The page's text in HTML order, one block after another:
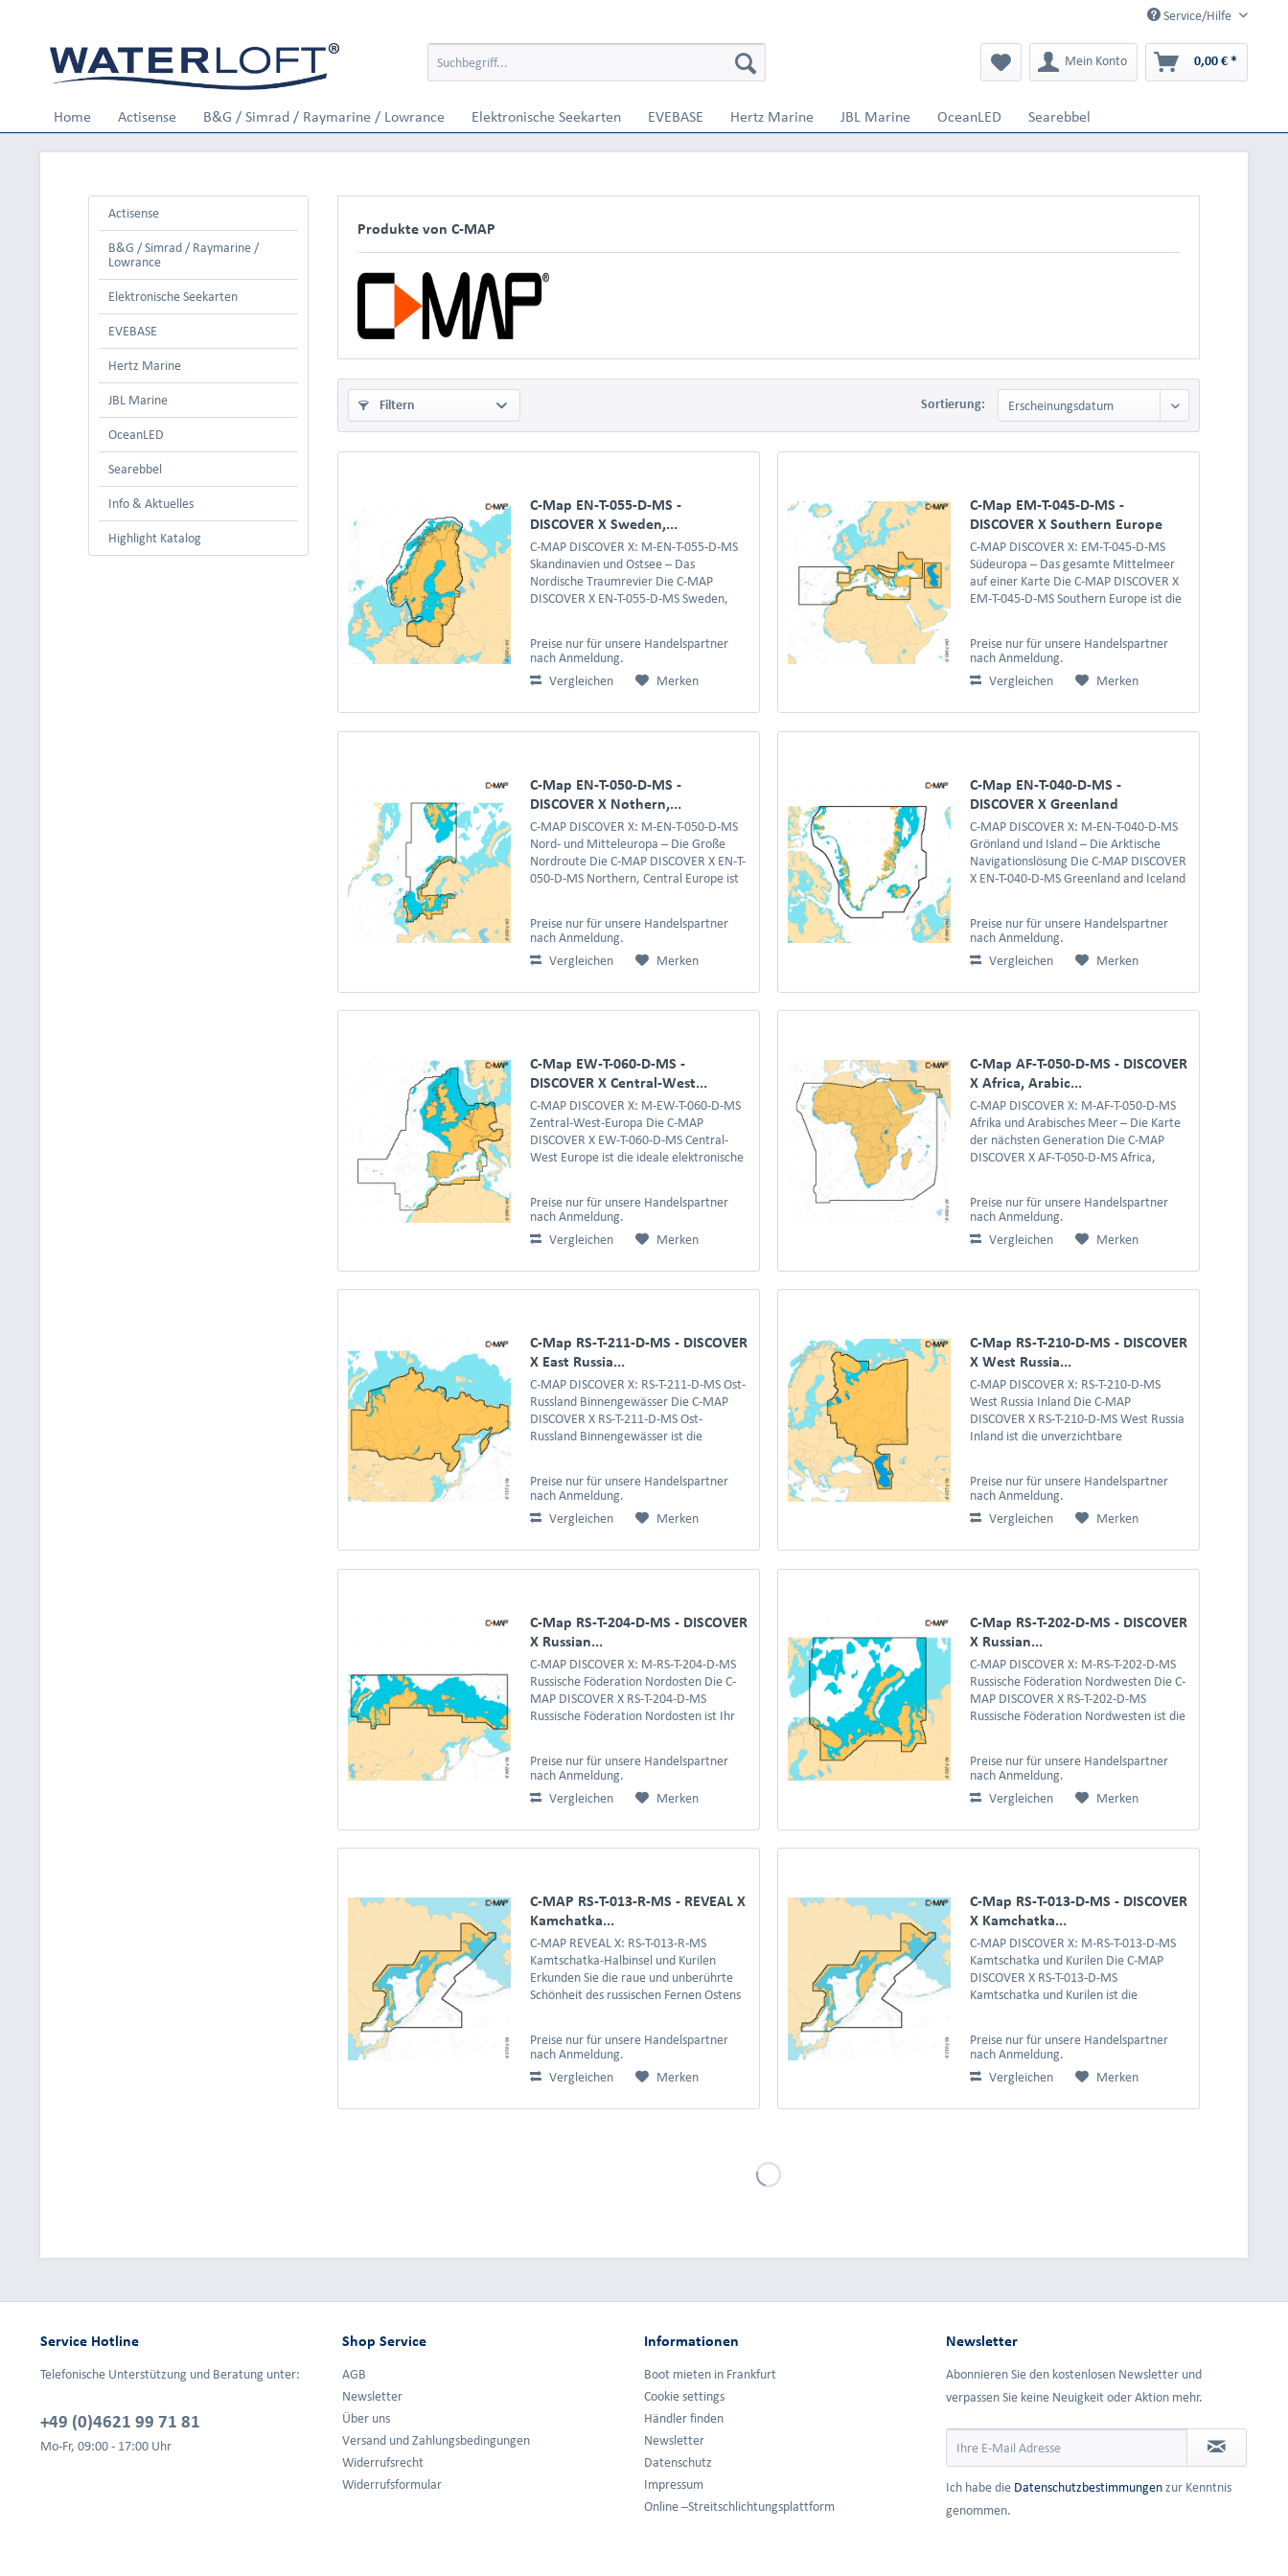
Service/Hilfe
Mein Konto 0,00 € *
Home Actisense B&G / Simrad / Raymarine / Lowrance Elektronische Seekarten EVEBASE Hertz Marine JBL Marine OceanLED Searebbel
Actisense
B&G / Simrad / Raymarine /
Lowrance
Elektronische Seekarten
EVEBASE
Hertz Marine
JBL Marine
OceanLED
Searebbel
Info & Aktuelles
Highlight Katalog
Produkte von C-MAP
Filtern Sortierung:
C-Map EN-T-055-D-MS -
DISCOVER X Sweden,...
C-MAP DISCOVER X: M-EN-T-055-D-MS
Skandinavien und Ostsee – Das
Nordische Traumrevier Die C-MAP
DISCOVER X EN-T-055-D-MS Sweden,
alle, die die faszinierenden...
Preise nur für unsere Handelspartner
nach Anmeldung.
Vergleichen
Merken
C-Map EM-T-045-D-MS -
DISCOVER X Southern Europe
C-MAP DISCOVER X: EM-T-045-D-MS
Südeuropa – Das gesamte Mittelmeer
auf einer Karte Die C-MAP DISCOVER X
EM-T-045-D-MS Southern Europe ist die
gesamte Mittelmeer , angrenzende...
Preise nur für unsere Handelspartner
nach Anmeldung.
Vergleichen
Merken
C-Map EN-T-050-D-MS -
DISCOVER X Nothern,...
C-MAP DISCOVER X: M-EN-T-050-D-MS
Nord- und Mitteleuropa – Die Große
Nordroute Die C-MAP DISCOVER X EN-T-
050-D-MS Northern, Central Europe ist
Angler, die das...
Preise nur für unsere Handelspartner
nach Anmeldung.
Vergleichen
Merken
C-Map EN-T-040-D-MS -
DISCOVER X Greenland
C-MAP DISCOVER X: M-EN-T-040-D-MS
Grönland und Island – Die Arktische
Navigationslösung Die C-MAP DISCOVER
X EN-T-040-D-MS Greenland and Iceland
faszinierenden und...
Preise nur für unsere Handelspartner
nach Anmeldung.
Vergleichen
Merken
C-Map EW-T-060-D-MS -
DISCOVER X Central-West...
C-MAP DISCOVER X: M-EW-T-060-D-MS
Zentral-West-Europa Die C-MAP
DISCOVER X EW-T-060-D-MS Central-
West Europe ist die ideale elektronische
Wasserstraßen von West-,...
Preise nur für unsere Handelspartner
nach Anmeldung.
Vergleichen
Merken
C-Map AF-T-050-D-MS - DISCOVER
X Africa, Arabic...
C-MAP DISCOVER X: M-AF-T-050-D-MS
Afrika und Arabisches Meer – Die Karte
der nächsten Generation Die C-MAP
DISCOVER X AF-T-050-D-MS Africa,
vielfältigen und...
Preise nur für unsere Handelspartner
nach Anmeldung.
Vergleichen
Merken
C-Map RS-T-211-D-MS - DISCOVER
X East Russia...
C-MAP DISCOVER X: RS-T-211-D-MS Ost-
Russland Binnengewässer Die C-MAP
DISCOVER X RS-T-211-D-MS Ost-
Russland Binnengewässer ist die
Binnenreviere im östlichen Teil...
Preise nur für unsere Handelspartner
nach Anmeldung.
Vergleichen
Merken
C-Map RS-T-210-D-MS - DISCOVER
X West Russia...
C-MAP DISCOVER X: RS-T-210-D-MS
West Russia Inland Die C-MAP
DISCOVER X RS-T-210-D-MS West Russia
Inland ist die unverzichtbare
Binnengewässer im Westen Russlands...
Preise nur für unsere Handelspartner
nach Anmeldung.
Vergleichen
Merken
C-Map RS-T-204-D-MS - DISCOVER
X Russian...
C-MAP DISCOVER X: M-RS-T-204-D-MS
Russische Föderation Nordosten Die C-
MAP DISCOVER X RS-T-204-D-MS
Russische Föderation Nordosten ist Ihr
des östlichen...
Preise nur für unsere Handelspartner
nach Anmeldung.
Vergleichen
Merken
C-Map RS-T-202-D-MS - DISCOVER
X Russian...
C-MAP DISCOVER X: M-RS-T-202-D-MS
Russische Föderation Nordwesten Die C-
MAP DISCOVER X RS-T-202-D-MS
Russische Föderation Nordwesten ist die
historisch...
Preise nur für unsere Handelspartner
nach Anmeldung.
Vergleichen
Merken
C-MAP RS-T-013-R-MS - REVEAL X
Kamchatka...
C-MAP REVEAL X: RS-T-013-R-MS
Kamtschatka-Halbinsel und Kurilen
Erkunden Sie die raue und unberührte
Schönheit des russischen Fernen Ostens
Schlüssel zur...
Preise nur für unsere Handelspartner
nach Anmeldung.
Vergleichen
Merken
C-Map RS-T-013-D-MS - DISCOVER
X Kamchatka...
C-MAP DISCOVER X: M-RS-T-013-D-MS
Kamtschatka und Kurilen Die C-MAP
DISCOVER X RS-T-013-D-MS
Kamtschatka und Kurilen ist die
Hochseefischer und alle, die die...
Preise nur für unsere Handelspartner
nach Anmeldung.
Vergleichen
Merken
Service Hotline
Telefonische Unterstützung und Beratung unter:
+49 (0)4621 99 71 81
Mo-Fr, 09:00 - 17:00 Uhr
Shop Service
AGB
Newsletter
Über uns
Versand und Zahlungsbedingungen
Widerrufsrecht
Widerrufsformular
Informationen
Boot mieten in Frankfurt
Cookie settings
Händler finden
Newsletter
Datenschutz
Impressum
Online –Streitschlichtungsplattform
Newsletter
Abonnieren Sie den kostenlosen Newsletter und
verpassen Sie keine Neuigkeit oder Aktion mehr.
Ich habe die Datenschutzbestimmungen zur Kenntnis
genommen.